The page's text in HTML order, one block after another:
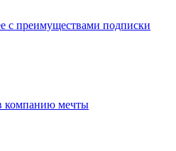
с преимуществами подписки
компанию мечты